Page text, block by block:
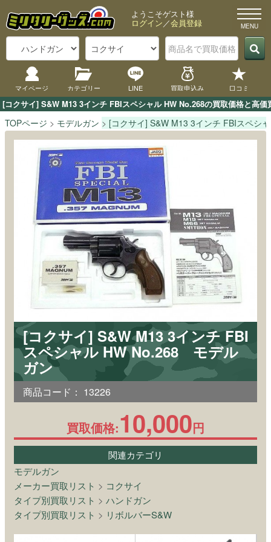
[コクサイ] S&W M13 3インチ FBIスペシャル HW No.268の買取価格と高
ようこそゲスト様
ログイン／会員登録
マイページ カテゴリー LINE 買取申込み 口コミ
TOPページ モデルガン [コクサイ] S&W M13 3インチ FBIスペシ
[コクサイ] S&W M13 3インチ FBI
スペシャル HW No.268 モデル
ガン
商品コード： 13226
買取価格:10,000円
関連カテゴリ
モデルガン
メーカー買取リスト > コクサイ
タイプ別買取リスト > ハンドガン
タイプ別買取リスト > リボルバーS&W